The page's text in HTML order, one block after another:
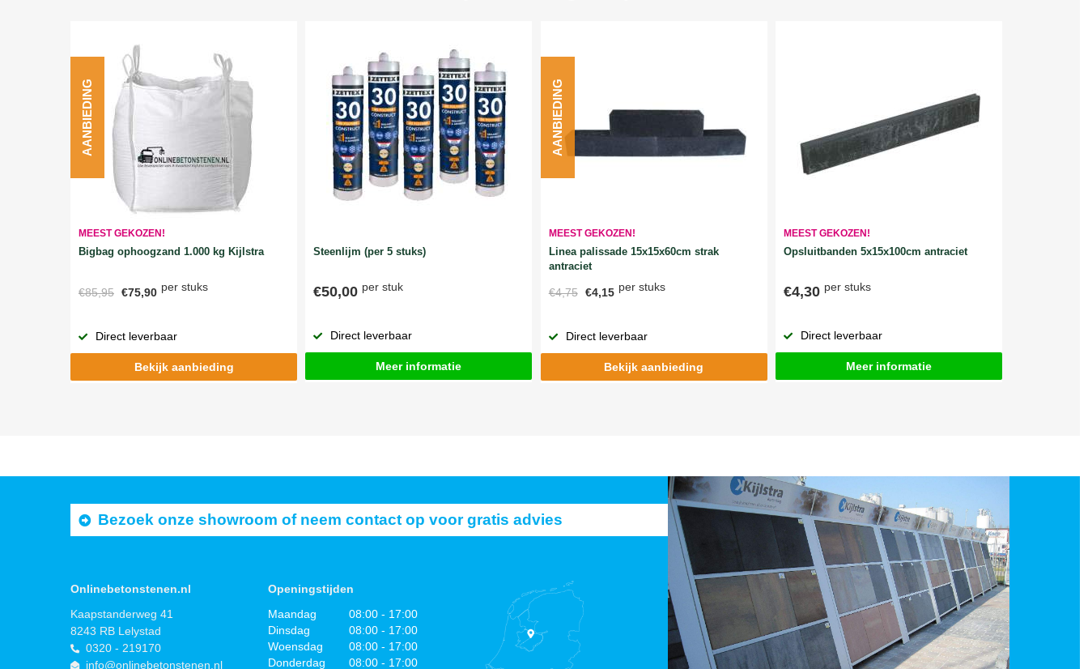
MEEST GEKOZEN!
Bigbag ophoogzand 1.000 kg Kijlstra
€85,95 €75,90 per stuks
AANBIEDING
Direct leverbaar
Bekijk aanbieding
Steenlijm (per 5 stuks)
€50,00 per stuk
Direct leverbaar
Meer informatie
MEEST GEKOZEN!
Linea palissade 15x15x60cm strak
antraciet
€4,75 €4,15 per stuks
AANBIEDING
Direct leverbaar
Bekijk aanbieding
MEEST GEKOZEN!
Opsluitbanden 5x15x100cm antraciet
€4,30 per stuks
Direct leverbaar
Meer informatie
Bezoek onze showroom of neem contact op voor gratis advies
Onlinebetonstenen.nl
Kaapstanderweg 41
8243 RB Lelystad
0320 - 219170
info@onlinebetonstenen.nl
Openingstijden
Maandag
08:00 - 17:00
Dinsdag
08:00 - 17:00
Woensdag
08:00 - 17:00
Donderdag
08:00 - 17:00